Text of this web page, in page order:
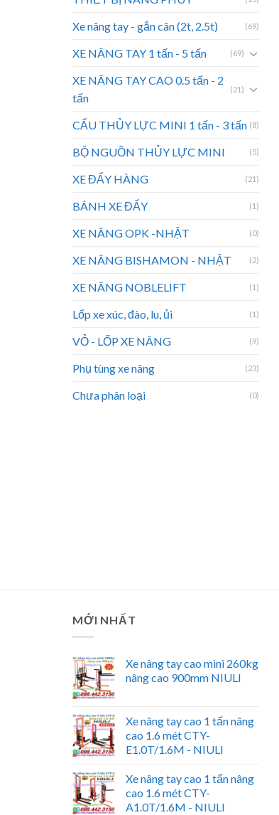
Xe nâng tay - gắn cân (2t, 2.5t) (69)
XE NÂNG TAY 1 tấn - 5 tấn (69)
XE NÂNG TAY CAO 0.5 tấn - 2
tấn
(21)
CẨU THỦY LỰC MINI 1 tấn - 3 tấn (8)
BỘ NGUỒN THỦY LỰC MINI (5)
XE ĐẨY HÀNG (21)
BÁNH XE ĐẨY (1)
XE NÂNG OPK -NHẬT (0)
XE NÂNG BISHAMON - NHẬT (2)
XE NÂNG NOBLELIFT (1)
Lốp xe xúc, đào, lu, ủi (1)
VỎ - LỐP XE NÂNG (9)
Phụ tùng xe nâng (23)
Chưa phân loại (0)
MỚI NHẤT
Xe nâng tay cao mini 260kg
nâng cao 900mm NIULI
Xe nâng tay cao 1 tấn nâng
cao 1.6 mét CTY-
E1.0T/1.6M - NIULI
Xe nâng tay cao 1 tấn nâng
cao 1.6 mét CTY-
A1.0T/1.6M - NIULI